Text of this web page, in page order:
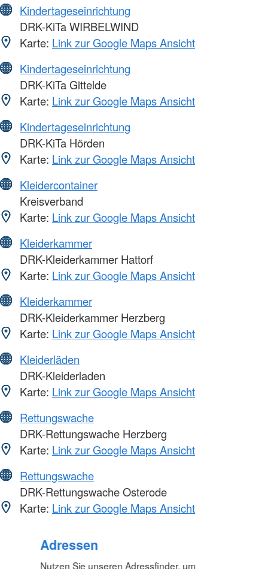
Kindertageseinrichtung
DRK-KiTa WIRBELWIND
Karte: Link zur Google Maps Ansicht
Kindertageseinrichtung
DRK-KiTa Gittelde
Karte: Link zur Google Maps Ansicht
Kindertageseinrichtung
DRK-KiTa Hörden
Karte: Link zur Google Maps Ansicht
Kleidercontainer
Kreisverband
Karte: Link zur Google Maps Ansicht
Kleiderkammer
DRK-Kleiderkammer Hattorf
Karte: Link zur Google Maps Ansicht
Kleiderkammer
DRK-Kleiderkammer Herzberg
Karte: Link zur Google Maps Ansicht
Kleiderläden
DRK-Kleiderladen
Karte: Link zur Google Maps Ansicht
Rettungswache
DRK-Rettungswache Herzberg
Karte: Link zur Google Maps Ansicht
Rettungswache
DRK-Rettungswache Osterode
Karte: Link zur Google Maps Ansicht
Foto: A. Zelck / DRKS
Adressen
Nutzen Sie unseren Adressfinder, um